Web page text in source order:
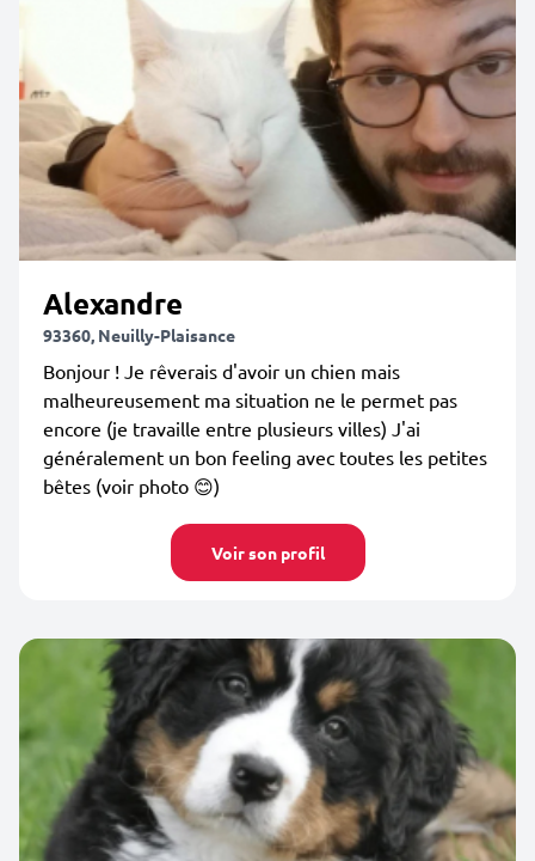
Alexandre
93360, Neuilly-Plaisance
Bonjour ! Je rêverais d'avoir un chien mais
malheureusement ma situation ne le permet pas
encore (je travaille entre plusieurs villes) J'ai
généralement un bon feeling avec toutes les petites
bêtes (voir photo 😊)
Voir son profil